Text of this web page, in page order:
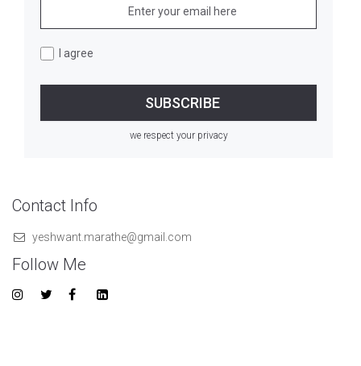
I agree
we respect your privacy
Contact Info
yeshwant.marathe@gmail.com
Follow Me